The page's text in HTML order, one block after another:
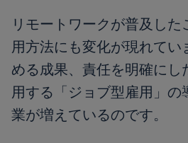
リモートワークが普及した
用方法にも変化が現れてい
める成果、責任を明確にし
用する「ジョブ型雇用」の
業が増えているのです。